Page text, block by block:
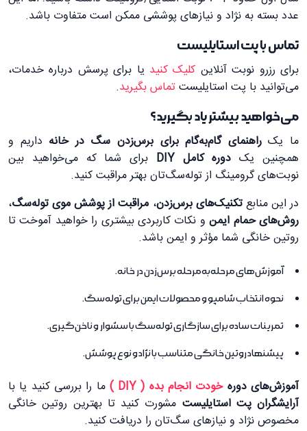
عدد بسته به نژاد و نیازهای پوششی ممکن است متفاوت باشد.
تماس با پت استایلیست
برای رزرو نوبت آنلاین کلیک کنید یا برای پرسش درباره خدمات،
می‌توانید با پت استایلیستتماس بگیرید.
می‌خواهید بیشتر یاد بگیرید؟
ما یکراهنمای گام‌به‌گام برای برس‌زدن سگ در خانه داریم و
همچنین یک دوره کامل DIY
برای شما که می‌خواهید بین
نوبت‌های گرومینگ از توله‌سگ‌تان بهتر مراقبت کنید.
در این منابعتکنیک‌های برس‌زدن، مراقبت از پوشش موی توله‌سگ،
روش‌های حمام ایمنو نکات کاربردی بیشتری را خواهید آموخت تا
روتین خانگی شما مؤثر و ایمن باشد.
آموزش‌های مرحله‌به‌مرحله برس‌زدن در خانه.
نحوه انتخاب شامپو و محصولات ایمن برای توله‌سگ.
تمرینات ساده برای سازگاری توله‌سگ با سشوار و ناخن‌گیری.
پیشنهاد روتین خانگی متناسب با نژاد و نوع پوشش.
آموزش‌های دورهخودت انجام بده ( DIY )
ما را بررسی کنید یا با
آرایشگران پت استایلیست مشورت کنید تا بهترین روتین خانگی
مخصوص نژاد و نیازهای سگ‌تان را دریافت کنید.